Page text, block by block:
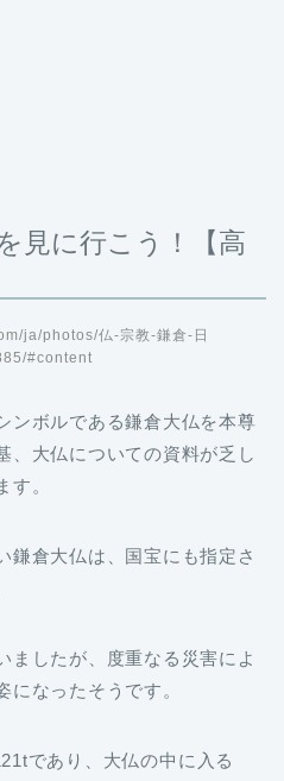
見に行こう！【高
ja/photos/仏-宗教-鎌倉-日
#content
ンボルである鎌倉大仏を本尊
、大仏についての資料が乏し
す。
鎌倉大仏は、国宝にも指定さ
ましたが、度重なる災害によ
になったそうです。
であり、大仏の中に入る